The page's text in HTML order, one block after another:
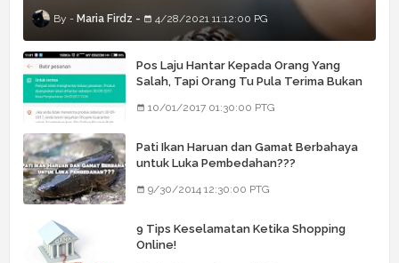
Maria Firdz 4/28/2021 11:12:00 PG
Pos Laju Hantar Kepada Orang Yang
Salah, Tapi Orang Tu Pula Terima Bukan
10/01/2017 01:30:00 PTG
Pati Ikan Haruan dan Gamat Berbahaya
untuk Luka Pembedahan???
9/30/2014 12:30:00 PTG
9 Tips Keselamatan Ketika Shopping
Online!